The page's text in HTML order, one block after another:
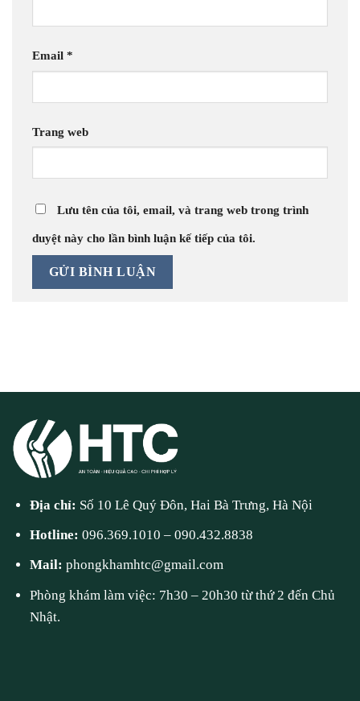
Email *
Trang web
Lưu tên của tôi, email, và trang web trong trình
duyệt này cho lần bình luận kế tiếp của tôi.
Địa chỉ: Số 10 Lê Quý Đôn, Hai Bà Trưng, Hà Nội
Hotline:096.369.1010 –090.432.8838
Mail:phongkhamhtc@gmail.com
Phòng khám làm việc: 7h30 – 20h30 từ thứ 2 đến Chủ
Nhật.